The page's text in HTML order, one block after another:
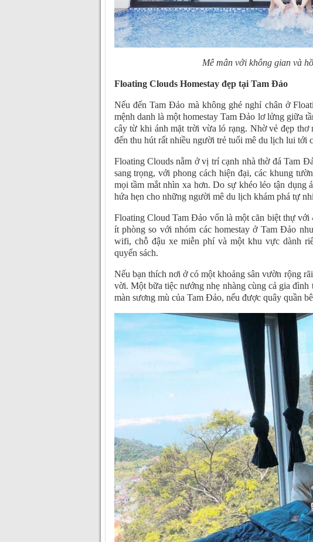
Mê mân với không gian và
Floating Clouds Homestay đẹp tại Tam Đảo
Nếu đến Tam Đảo mà không ghé nghỉ chân ở
mệnh danh là một homestay Tam Đảo lơ lửng giữa
cây từ khi ánh mặt trời vừa ló rạng. Nhờ vẻ đẹp thơ
đến thu hút rất nhiều người trẻ tuổi mê du lịch lui tới
Floating Clouds nằm ở vị trí cạnh nhà thờ đá Tam
sang trọng, với phong cách hiện đại, các khung
mọi tầm mắt nhìn xa hơn. Do sự khéo léo tận dụng
hứa hẹn cho những người mê du lịch khám phá tự
Floating Cloud Tam Đảo vốn là một căn biệt thự
ít phòng so với nhóm các homestay ở Tam Đảo
wifi, chỗ đậu xe miễn phí và một khu vực dành
quyển sách.
Nếu bạn thích nơi ở có một khoảng sân vườn rộng
vời. Một bữa tiệc nướng nhẹ nhàng cùng cả gia
màn sương mù của Tam Đảo, nếu được quây quần